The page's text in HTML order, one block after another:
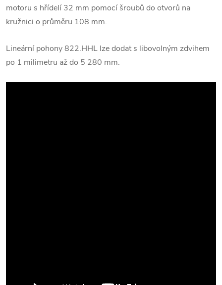
motoru s hřídelí 32 mm pomocí šroubů do otvorů na
kružnici o průměru 108 mm.
Lineární pohony 822.HHL lze dodat s libovolným zdvihem
po 1 milimetru až do 5 280 mm.